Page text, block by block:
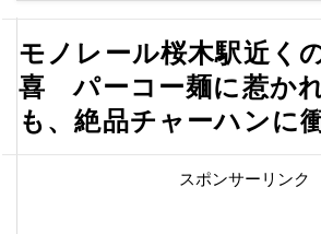
モノレール桜木駅近く
喜 パーコー麺に惹かれ
も、絶品チャーハンに
スポンサーリンク